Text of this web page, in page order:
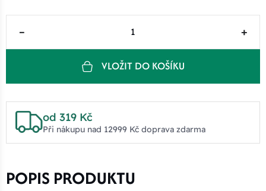
– +
VLOŽIT DO KOŠÍKU
od 319 Kč
Při nákupu nad 12999 Kč doprava zdarma
POPIS PRODUKTU